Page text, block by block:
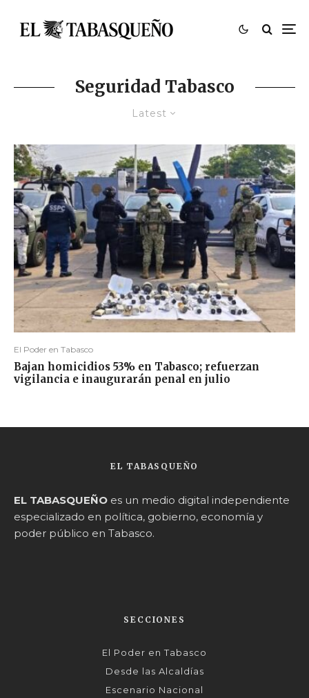
Seguridad Tabasco
Latest
El Poder en Tabasco
Bajan homicidios 53% en Tabasco; refuerzan
vigilancia e inaugurarán penal en julio
EL TABASQUEÑO
EL TABASQUEÑO es un medio digital independiente
especializado en política, gobierno, economía y
poder público en Tabasco.
SECCIONES
El Poder en Tabasco
Desde las Alcaldías
Escenario Nacional